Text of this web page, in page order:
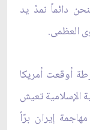
دائماً نمدّ يد
العظمى.
أوقعت أمريكا
الإسلامية تعيش
إيران برّاً